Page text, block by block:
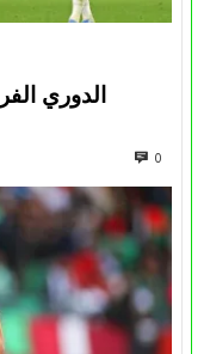
الدوري
0